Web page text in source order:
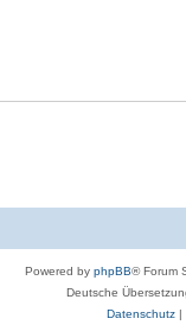
Powered by phpBB® Forum
Deutsche
Datenschutz|